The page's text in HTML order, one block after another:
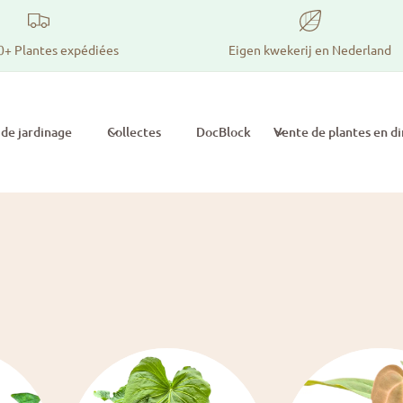
Plantes expédiées Eigen kwekerij en Nederland
jardinage Collectes DocBlock Vente de plantes en